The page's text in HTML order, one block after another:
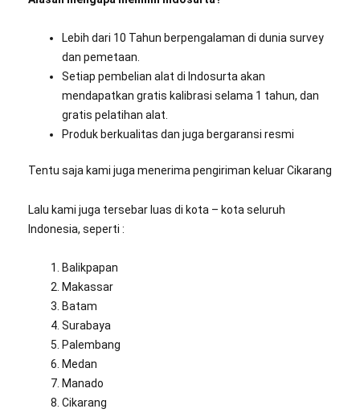
Lebih dari 10 Tahun berpengalaman di dunia survey
dan pemetaan.
Setiap pembelian alat di Indosurta akan
mendapatkan gratis kalibrasi selama 1 tahun, dan
gratis pelatihan alat.
Produk berkualitas dan juga bergaransi resmi
Tentu saja kami juga menerima pengiriman keluar Cikarang
Lalu kami juga tersebar luas di kota – kota seluruh
Indonesia, seperti :
Balikpapan
Makassar
Batam
Surabaya
Palembang
Medan
Manado
Cikarang